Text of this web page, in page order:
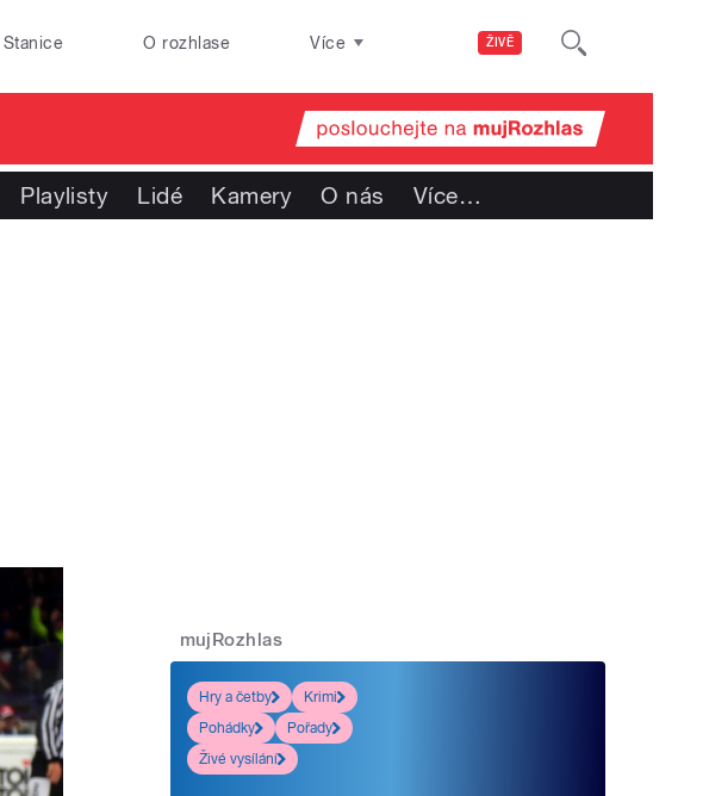
ŽIVĚ
Stanice O rozhlase Více
Playlisty Lidé Kamery O nás Více…
mujRozhlas
Hry a četby
Krimi
Pohádky
Pořady
Živé vysílání